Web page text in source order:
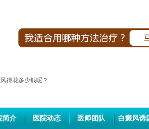
得花多少钱呢？
简介 医院动态 医师团队 白癜风诱